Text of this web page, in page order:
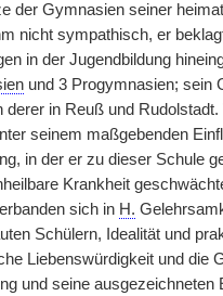
der Gymnasien seiner
nicht sympathisch, er
in der Jugendbildung
und 3 Progymnasien; sein
derer in Reuß und
seinem maßgebenden
in der er zu dieser Schule
Krankheit
sich in H.
Schülern, Idealität und
Liebenswürdigkeit und die
und seine